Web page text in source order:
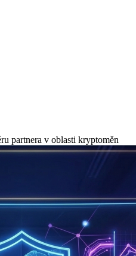
partnera v oblasti kryptoměn